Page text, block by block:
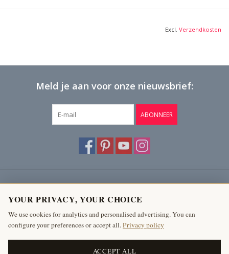
Excl. Verzendkosten
Meld je aan voor onze nieuwsbrief:
ABONNEER
Producten
Mijn account
The Antique Fireplace Bank
YOUR PRIVACY, YOUR CHOICE
We use cookies for analytics and personalised advertising. You can
configure your preferences or accept all.Privacy policy
ACCEPT ALL